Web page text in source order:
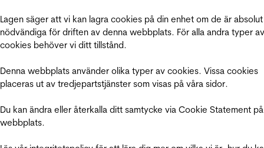
Lagen säger att vi kan lagra cookies på din enhet om de är absolut
nödvändiga för driften av denna webbplats. För alla andra typer av
cookies behöver vi ditt tillstånd.
Denna webbplats använder olika typer av cookies. Vissa cookies
placeras ut av tredjepartstjänster som visas på våra sidor.
Du kan ändra eller återkalla ditt samtycke via Cookie Statement
webbplats.